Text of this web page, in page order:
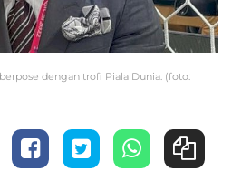
dengan trofi Piala Dunia. (foto: